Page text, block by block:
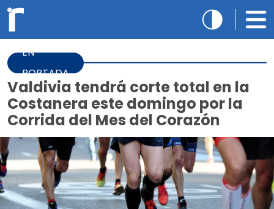
EN
PORTADA
Valdivia tendrá corte total en la
Costanera este domingo por la
Corrida del Mes del Corazón